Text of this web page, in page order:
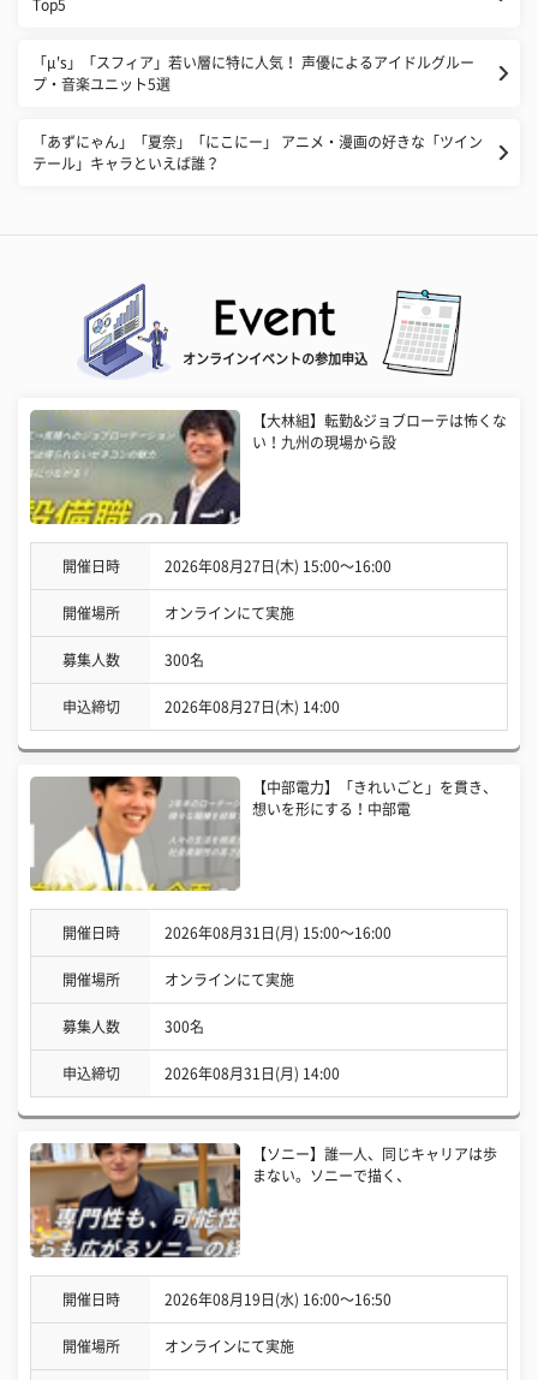
Top5
「μ's」「スフィア」若い層に特に人気！ 声優によるアイドルグルー
プ・音楽ユニット5選
「あずにゃん」「夏奈」「にこにー」 アニメ・漫画の好きな「ツイン
テール」キャラといえば誰？
オンラインイベントの参加申込
【大林組】転勤&ジョブローテは怖くな
い！九州の現場から設
開催日時 2026年08月27日(木) 15:00〜16:00
開催場所 オンラインにて実施
募集人数 300名
申込締切 2026年08月27日(木) 14:00
【中部電力】「きれいごと」を貫き、
想いを形にする！中部電
開催日時 2026年08月31日(月) 15:00〜16:00
開催場所 オンラインにて実施
募集人数 300名
申込締切 2026年08月31日(月) 14:00
【ソニー】誰一人、同じキャリアは歩
まない。ソニーで描く、
開催日時 2026年08月19日(水) 16:00〜16:50
開催場所 オンラインにて実施